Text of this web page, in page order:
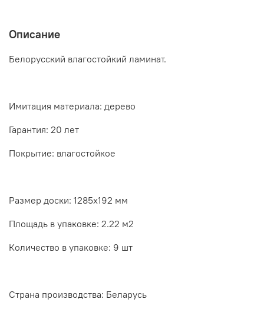
Описание
Белорусский влагостойкий ламинат.
Имитация материала: дерево
Гарантия: 20 лет
Покрытие: влагостойкое
Размер доски: 1285x192 мм
Площадь в упаковке: 2.22 м2
Количество в упаковке: 9 шт
Страна производства: Беларусь